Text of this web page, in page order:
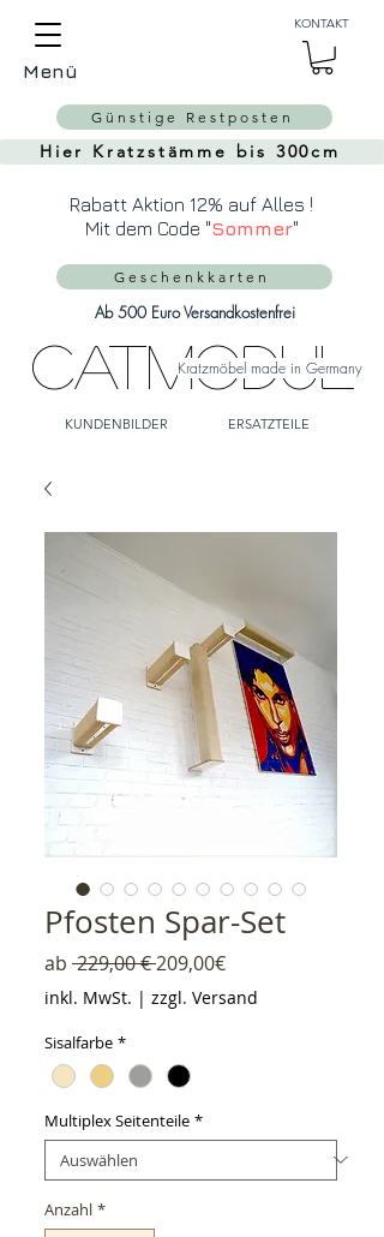
CatModul
Kratzmöbel made in Germany
Menü
KONTAKT
KUNDENBILDER ERSATZTEILE
Ab 500 Euro Versandkostenfrei
Hier Kratzstämme bis 300cm
Geschenkkarten
Günstige Restposten
Rabatt Aktion 12% auf Alles !
Mit dem Code "Sommer"
Pfosten Spar-Set
ab 229,00 € Standardpreis
209,00€Sale-Preis
inkl. MwSt. | zzgl. Versand
Sisalfarbe *
Multiplex Seitenteile *
Anzahl *